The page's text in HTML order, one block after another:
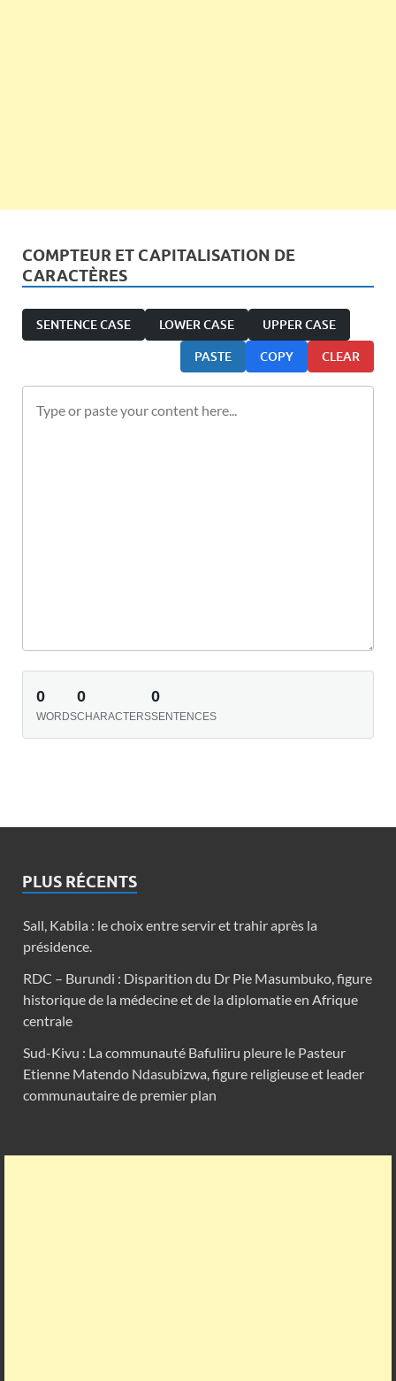
COMPTEUR ET CAPITALISATION DE
CARACTÈRES
SENTENCE CASE LOWER CASE UPPER CASE
PASTE COPY CLEAR
0
WORDS
0
CHARACTERS
0
SENTENCES
PLUS RÉCENTS
Sall, Kabila : le choix entre servir et trahir après la
présidence.
RDC – Burundi : Disparition du Dr Pie Masumbuko, figure
historique de la médecine et de la diplomatie en Afrique
centrale
Sud-Kivu : La communauté Bafuliiru pleure le Pasteur
Etienne Matendo Ndasubizwa, figure religieuse et leader
communautaire de premier plan